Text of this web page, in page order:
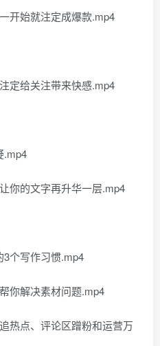
开始就注定成爆款.mp4
定给关注带来快感.mp4
.mp4
你的文字再升华一层.mp4
3个写作习惯.mp4
你解决素材问题.mp4
热点、评论区蹭粉和运营万